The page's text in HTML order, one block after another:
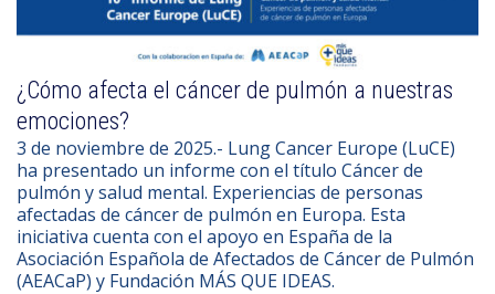
¿Cómo afecta el cáncer de pulmón a nuestras
emociones?
3 de noviembre de 2025.- Lung Cancer Europe (LuCE)
ha presentado un informe con el título Cáncer de
pulmón y salud mental. Experiencias de personas
afectadas de cáncer de pulmón en Europa. Esta
iniciativa cuenta con el apoyo en España de la
Asociación Española de Afectados de Cáncer de Pulmón
(AEACaP) y Fundación MÁS QUE IDEAS.